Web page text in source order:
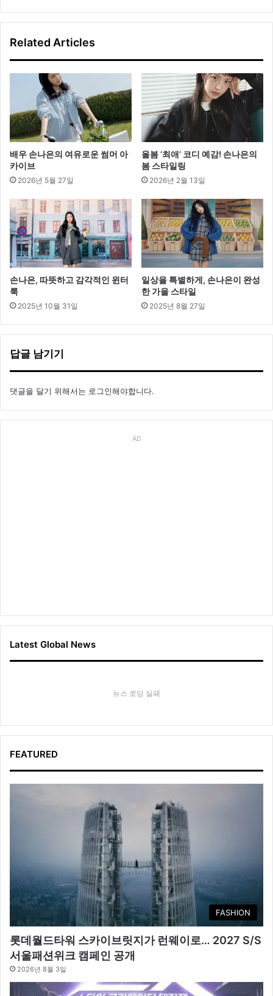
Related Articles
배우 손나은의 여유로운 썸머 아
카이브
2026년 5월 27일
올봄 ‘최애’ 코디 예감! 손나은의
봄 스타일링
2026년 2월 13일
손나은, 따뜻하고 감각적인 윈터
룩
2025년 10월 31일
일상을 특별하게, 손나은이 완성
한 가을 스타일
2025년 8월 27일
답글 남기기
댓글을 달기 위해서는 로그인해야합니다.
AD
Latest Global News
뉴스 로딩 실패
FEATURED
FASHION
롯데월드타워 스카이브릿지가 런웨이로… 2027 S/S
서울패션위크 캠페인 공개
2026년 8월 3일